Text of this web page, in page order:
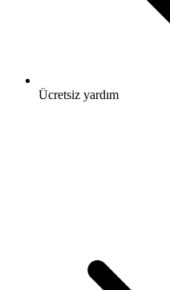
Ücretsiz yardım